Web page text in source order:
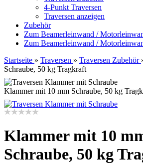
4-Punkt Traversen
Traversen anzeigen
Zubehör
Zum Beamerleinwand /
Zum Beamerleinwand /
Startseite » Traversen » Traversen Zubehör
Schraube, 50 kg Tragkraft
Klammer mit 10 mm Schraube, 50 kg
Klammer mit 10
Schraube, 50 kg